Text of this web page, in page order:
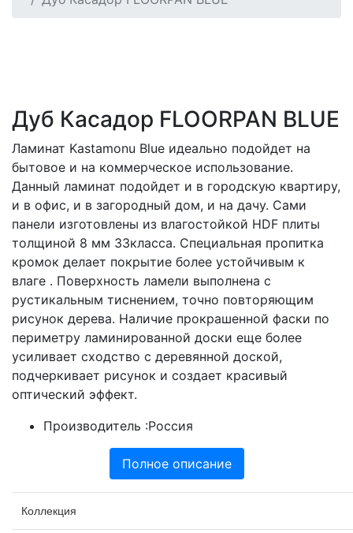
Дуб Касадор FLOORPAN BLUE
Ламинат Kastamonu Blue идеально подойдет на
бытовое и на коммерческое использование.
Данный ламинат подойдет и в городскую квартиру,
и в офис, и в загородный дом, и на дачу. Сами
панели изготовлены из влагостойкой HDF плиты
толщиной 8 мм 33класса. Специальная пропитка
кромок делает покрытие более устойчивым к
влаге . Поверхность ламели выполнена с
рустикальным тиснением, точно повторяющим
рисунок дерева. Наличие прокрашенной фаски по
периметру ламинированной доски еще более
усиливает сходство с деревянной доской,
подчеркивает рисунок и создает красивый
оптический эффект.
Производитель :Россия
Полное описание
Коллекция